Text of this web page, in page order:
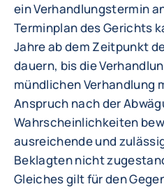
ein Verhandlungstermin
Terminplan des Gerichts
Jahre ab dem Zeitpunkt
dauern, bis die
mündlichen Verhandlung
Anspruch nach der
Wahrscheinlichkeiten
ausreichende und
Beklagten nicht
Gleiches gilt für den